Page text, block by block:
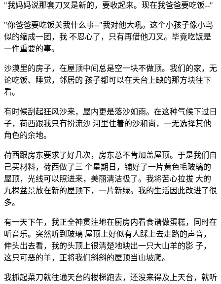
"我妈妈说那套刀叉是新的，要收起来。现在我爸爸要吃饭--"
"你爸爸要吃饭关我什么事--"我对他大吼。这个小孩子像小鸟
似的缩成一团，我 不忍心了，只有再借他刀叉。毕竟吃饭是
一件重要的事。
沙漠里的房子，在屋顶中间总是空一块不做顶。我们的家，无
论吃饭、睡觉，邻居的 孩子都可以在天台上缺的那方块往下
看。
有时候刮起狂风沙来，屋内更是落沙如雨。在这种气候下过日
子，荷西跟我只有扮流沙 河里住着的沙和尚，一无选择其他
角色的余地。
荷西跟房东要求了好几次，房东总不肯加盖屋顶。于是我们自
己买材料，荷西做了三 个星期日，铺好了一片黄色毛玻璃的
屋顶，光线可以照进来，美丽清洁极了。我将苦心拉拔 大的
九棵盆景放在新的屋顶下，一片新绿。我的生活因此改进了很
多。
有一天下午，我正全神贯注地在厨房内看食谱做蛋糕，同时在
听音乐。突然听到玻璃 屋顶上好似有人踩上去走路的声音，
伸头出去看，我的头顶上很清楚地映出一只大山羊的影 子，
这只可恶的羊，正将我们斜斜的屋顶当山坡爬。
我抓起菜刀就往通天台的楼梯跑去，还没来得及上天台，就听